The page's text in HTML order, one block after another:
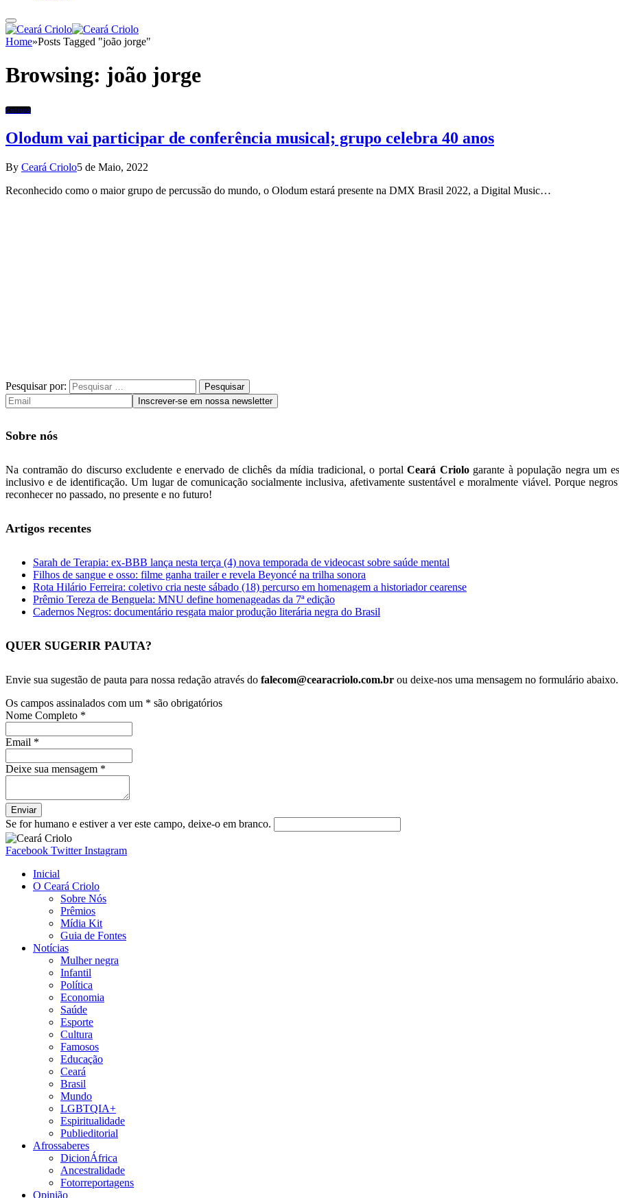
Home»Posts Tagged "joão jorge"
Browsing: joão jorge
Cultura
Olodum vai participar de conferência musical; grupo celebra 40 anos
By Ceará Criolo5 de Maio, 2022
Reconhecido como o maior grupo de percussão do mundo, o Olodum estará presente na DMX Brasil 2022, a Digital Music…
Pesquisar por:
Sobre nós
Na contramão do discurso excludente e enervado de clichês da mídia tradicional, o portal Ceará Criologarante à população negra um
inclusivo e de identificação. Um lugar de comunicação socialmente inclusiva, afetivamente sustentável e moralmente viável. Porque
reconhecer no passado, no presente e no futuro!
Artigos recentes
Sarah de Terapia: ex-BBB lança nesta terça (4) nova temporada de videocast sobre saúde mental
Filhos de sangue e osso: filme ganha trailer e revela Beyoncé na trilha sonora
Rota Hilário Ferreira: coletivo cria neste sábado (18) percurso em homenagem a historiador cearense
Prêmio Tereza de Benguela: MNU define homenageadas da 7ª edição
Cadernos Negros: documentário resgata maior produção literária negra do Brasil
QUER SUGERIR PAUTA?
Envie sua sugestão de pauta para nossa redação através do falecom@cearacriolo.com.br ou deixe-nos uma mensagem no formulário abaixo.
Os campos assinalados com um * são obrigatórios
Nome Completo *
Email *
Deixe sua mensagem *
Se for humano e estiver a ver este campo, deixe-o em branco.
Facebook Twitter Instagram
Inicial
O Ceará Criolo
Sobre Nós
Prêmios
Mídia Kit
Guia de Fontes
Notícias
Mulher negra
Infantil
Política
Economia
Saúde
Esporte
Cultura
Famosos
Educação
Ceará
Brasil
Mundo
LGBTQIA+
Espiritualidade
Publieditorial
Afrossaberes
DicionÁfrica
Ancestralidade
Fotorreportagens
Opinião